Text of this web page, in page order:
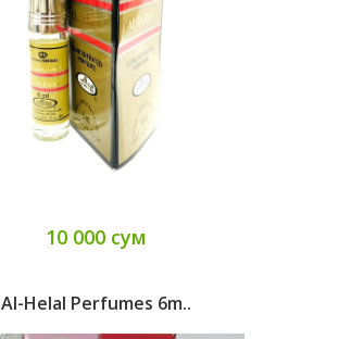
10 000 сум
Al-Helal Perfumes 6m..